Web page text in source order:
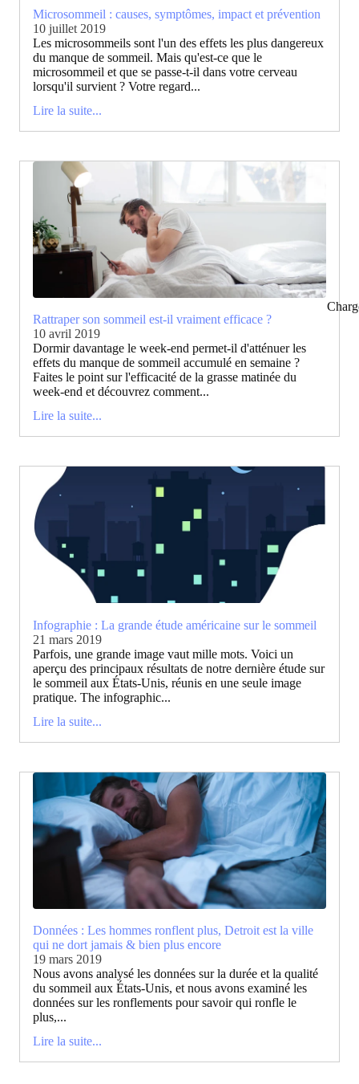
Microsommeil : causes, symptômes, impact et prévention
10 juillet 2019
Les microsommeils sont l'un des effets les plus dangereux
du manque de sommeil. Mais qu'est-ce que le
microsommeil et que se passe-t-il dans votre cerveau
lorsqu'il survient ? Votre regard...
Lire la suite...
Rattraper son sommeil est-il vraiment efficace ?
10 avril 2019
Dormir davantage le week-end permet-il d'atténuer les
effets du manque de sommeil accumulé en semaine ?
Faites le point sur l'efficacité de la grasse matinée du
week-end et découvrez comment...
Lire la suite...
Infographie : La grande étude américaine sur le sommeil
21 mars 2019
Parfois, une grande image vaut mille mots. Voici un
aperçu des principaux résultats de notre dernière étude sur
le sommeil aux États-Unis, réunis en une seule image
pratique. The infographic...
Lire la suite...
Données : Les hommes ronflent plus, Detroit est la ville
qui ne dort jamais & bien plus encore
19 mars 2019
Nous avons analysé les données sur la durée et la qualité
du sommeil aux États-Unis, et nous avons examiné les
données sur les ronflements pour savoir qui ronfle le
plus,...
Lire la suite...